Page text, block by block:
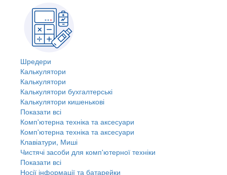
Шредери
Калькулятори
Калькулятори
Калькулятори бухгалтерські
Калькулятори кишенькові
Показати всі
Комп'ютерна техніка та аксесуари
Комп'ютерна техніка та аксесуари
Клавіатури, Миші
Чистячі засоби для комп'ютерної техніки
Показати всі
Носії інформації та батарейки